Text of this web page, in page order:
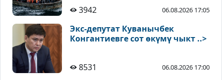
3942 06.08.2026 17:05
Экс-депутат Куванычбек
Конгантиевге сот өкүмү чыкт ..>
8531 06.08.2026 17:00